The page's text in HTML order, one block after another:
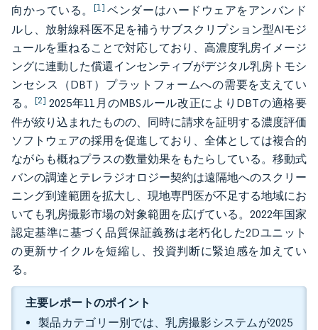
向かっている。 [1] ベンダーはハードウェアをアンバンド
ルし、放射線科医不足を補うサブスクリプション型AIモジ
ュールを重ねることで対応しており、高濃度乳房イメージ
ングに連動した償還インセンティブがデジタル乳房トモシ
ンセシス（DBT）プラットフォームへの需要を支えてい
る。[2] 2025年11月のMBSルール改正によりDBTの適格要
件が絞り込まれたものの、同時に請求を証明する濃度評価
ソフトウェアの採用を促進しており、全体としては複合的
ながらも概ねプラスの数量効果をもたらしている。移動式
バンの調達とテレラジオロジー契約は遠隔地へのスクリー
ニング到達範囲を拡大し、現地専門医が不足する地域にお
いても乳房撮影市場の対象範囲を広げている。2022年国家
認定基準に基づく品質保証義務は老朽化した2Dユニット
の更新サイクルを短縮し、投資判断に緊迫感を加えてい
る。
主要レポートのポイント
製品カテゴリー別では、乳房撮影システムが2025